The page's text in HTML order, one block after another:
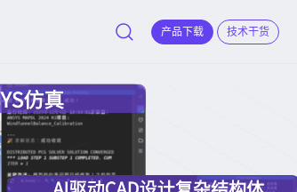
产品下载 技术干货